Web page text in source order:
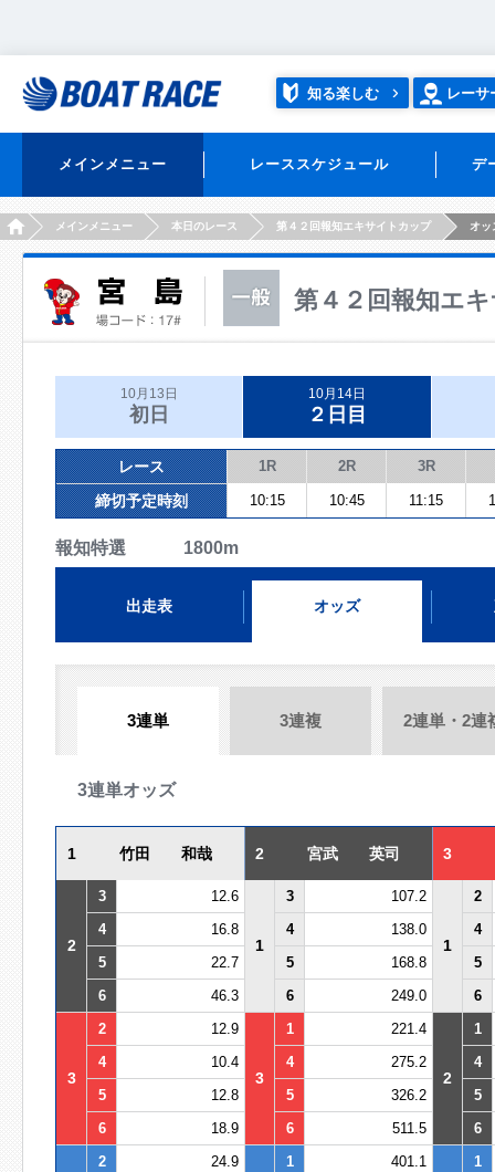
知る楽しむ レーサ
メインメニュー レーススケジュール デ
HOMEメインメニュー 本日のレース 第４２回報知エキサイトカップ オッ
第４２回報知エ
10月13日
初日
10月14日
２日目
レース 1R 2R 3R
締切予定時刻 10:15 10:45 11:15
報知特選 1800m
出走表 オッズ
3連単 3連複 2連単・2連
3連単オッズ
1 竹田 和哉 2 宮武 英司 3
2
3 12.6
1
3 107.2
1
2
4
16.8 4 138.0
4
5
22.7 5 168.8
5
6
46.3 6 249.0 6
3
2 12.9
3
1 221.4
2
1
4
10.4 4 275.2
4
5
12.8 5 326.2
5
6
18.9 6 511.5 6
2 24.9 1 401.1
1